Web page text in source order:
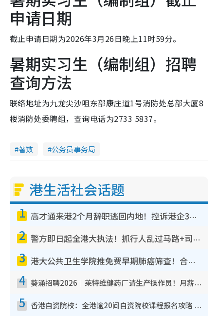
申请日期
截止申请日期为2026年3月26日晚上11时59分。
暑期实习生（编制组）招聘
查询方法
联络地址为九龙尖沙咀东部康庄道1号消防处总部大厦8
楼消防处委聘组，查询电话为2733 5837。
著数 公务员事务局
港生活社会话题
1 高才通来港2个月辞职逃回内地！控诉港企3宗罪，叹微管理极窒息
2 警方即日起全港大执法！抓行人乱过马路+司机不专注驾驶！乱过马路罚$2000
3 港大公共卫生学院推免费早期肺癌筛查！合资格人士将获全额资助定期血液化验/电脑断层扫描/风险评估
4 葵涌招聘2026｜莱特维健药厂请生产操作员！月薪高达$1.7万 冷气厂房/五天工作/保障双粮
5 香港自资院校：全港逾20间自资院校课程报名攻略 留位费可退/申请日期/报名链接